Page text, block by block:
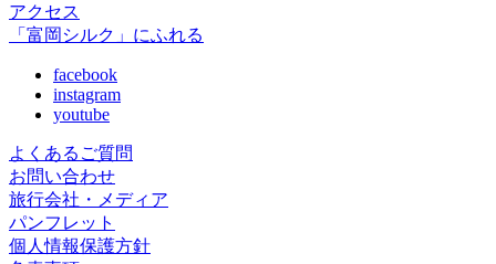
アクセス
「富岡シルク」にふれる
facebook
instagram
youtube
よくあるご質問
お問い合わせ
旅行会社・メディア
パンフレット
個人情報保護方針